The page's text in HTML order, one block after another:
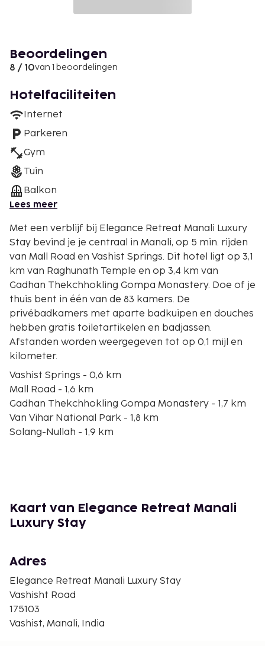
Beoordelingen
8 / 10van 1 beoordelingen
Hotelfaciliteiten
Internet
Parkeren
Gym
Tuin
Balkon
Lees meer
Met een verblijf bij Elegance Retreat Manali Luxury
Stay bevind je je centraal in Manali, op 5 min. rijden
van Mall Road en Vashist Springs. Dit hotel ligt op 3,1
km van Raghunath Temple en op 3,4 km van
Gadhan Thekchhokling Gompa Monastery. Doe of je
thuis bent in één van de 83 kamers. De
privébadkamers met aparte badkuipen en douches
hebben gratis toiletartikelen en badjassen.
Afstanden worden weergegeven tot op 0,1 mijl en
kilometer.
Vashist Springs - 0,6 km
Mall Road - 1,6 km
Gadhan Thekchhokling Gompa Monastery - 1,7 km
Van Vihar National Park - 1,8 km
Solang-Nullah - 1,9 km
Gelukpa Cultural Society Gompa - 2,5 km
Hadimba Devi Mandir - 2,6 km
Old Manali Bridge - 2,9 km
Museum of Himachal Culture & Folk Art - 3,1 km
Clud House - 3,2 km
De dichtstbijgelegen grootste luchthavens zijn:
Kullu (KUU-Kullu Manali) - 53 km
Chandigarh (IXC) - 277,2 km
Kaart van Elegance Retreat Manali
Luxury Stay
Adres
Elegance Retreat Manali Luxury Stay
Vashisht Road
175103
Vashist, Manali, India